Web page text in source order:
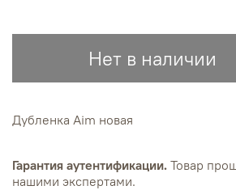
Нет в наличии
Дубленка Aim новая
Гарантия аутентификации. Товар
нашими экспертами.